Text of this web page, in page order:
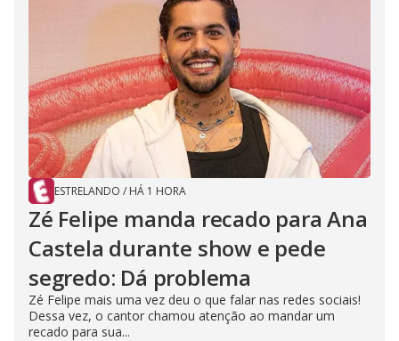
ESTRELANDO / HÁ 1 HORA
Zé Felipe manda recado para Ana
Castela durante show e pede
segredo: Dá problema
Zé Felipe mais uma vez deu o que falar nas redes sociais!
Dessa vez, o cantor chamou atenção ao mandar um
recado para sua...